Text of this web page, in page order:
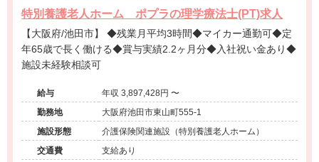
特別養護老人ホーム ポプラの理学療法士(PT)求人
【大阪府/池田市】 ◆残業月平均3時間◆マイカー通勤可◆定
年65歳で長く働ける◆賞与実績2.2ヶ月分◆入社祝い金あり◆
施設未経験相談可
給与
年収 3,897,428円 〜
勤務地
大阪府池田市東山町555-1
施設形態
介護保険関連施設（特別養護老人ホーム）
交通費
支給あり